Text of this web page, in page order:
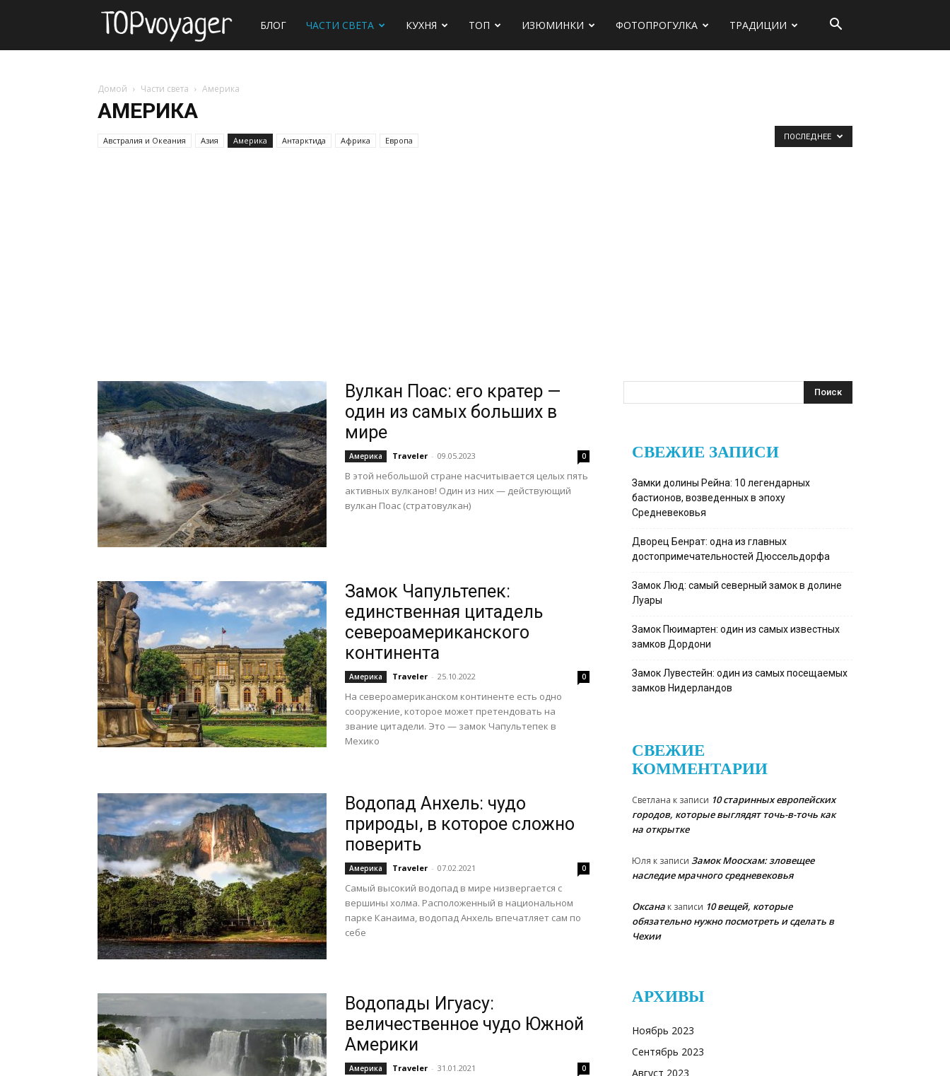
Сайт
БЛОГ ЧАСТИ СВЕТА КУХНЯ ТОП ИЗЮМИНКИ ФОТОПРОГУЛКА ТРАДИЦИИ
Домой Части света Америка
АМЕРИКА
Австралия и Океания Азия Америка Антарктида Африка Европа ПОСЛЕДНЕЕ
Вулкан Поас: его кратер —
один из самых больших в
мире
Америка Traveler - 09.05.2023 0
В этой небольшой стране насчитывается целых пять
активных вулканов! Один из них — действующий
вулкан Поас (стратовулкан)
Замок Чапультепек:
единственная цитадель
североамериканского
континента
Америка Traveler - 25.10.2022 0
На североамериканском континенте есть одно
сооружение, которое может претендовать на
звание цитадели. Это — замок Чапультепек в
Мехико
Водопад Анхель: чудо
природы, в которое сложно
поверить
Америка Traveler - 07.02.2021 0
Самый высокий водопад в мире низвергается с
вершины холма. Расположенный в национальном
парке Канаима, водопад Анхель впечатляет сам по
себе
Водопады Игуасу:
величественное чудо Южной
Америки
Америка Traveler - 31.01.2021 0
СВЕЖИЕ ЗАПИСИ
Замки долины Рейна: 10 легендарных
бастионов, возведенных в эпоху
Средневековья
Дворец Бенрат: одна из главных
достопримечательностей Дюссельдорфа
Замок Люд: самый северный замок в долине
Луары
Замок Пюимартен: один из самых известных
замков Дордони
Замок Лувестейн: один из самых посещаемых
замков Нидерландов
СВЕЖИЕ
КОММЕНТАРИИ
Светлана к записи 10 старинных европейских
городов, которые выглядят точь-в-точь как
на открытке
Юля к записи Замок Моосхам: зловещее
наследие мрачного средневековья
Оксана к записи 10 вещей, которые
обязательно нужно посмотреть и сделать в
Чехии
АРХИВЫ
Ноябрь 2023
Сентябрь 2023
Август 2023